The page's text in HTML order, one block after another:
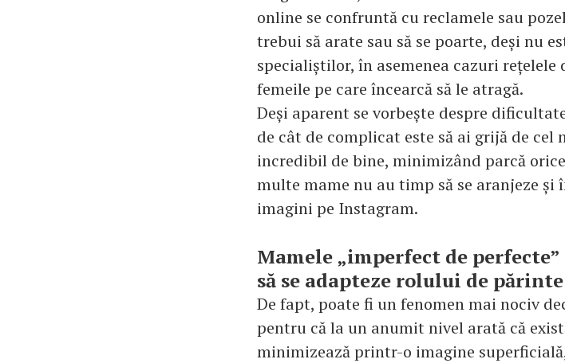
online se confruntă cu reclamele sau
trebui să arate sau să se poarte, deși nu
specialiștilor, în asemenea cazuri rețelele
femeile pe care încearcă să le atragă.
Deși aparent se vorbește despre
de cât de complicat este să ai grijă de
incredibil de bine, minimizând parcă
multe mame nu au timp să se aranjeze
imagini pe Instagram.
Mamele „imperfect de
să se adapteze rolului de părinte
De fapt, poate fi un fenomen mai nociv
pentru că la un anumit nivel arată că
minimizează printr-o imagine